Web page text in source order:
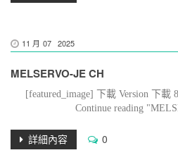
11 月 07 2025
MELSERVO-JE CH
[featured_image] 下載 Version 下
Continue reading
詳細內容 0